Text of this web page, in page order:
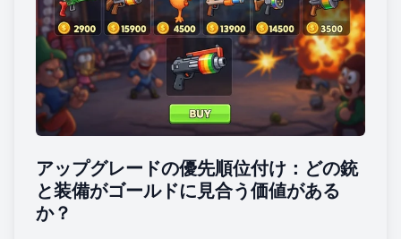
アップグレードの優先順位付け：どの銃
と装備がゴールドに見合う価値がある
か？